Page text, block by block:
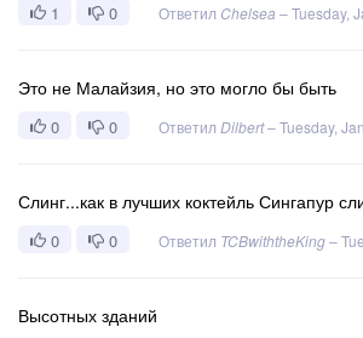
1 0 Ответил Chelsea –Tuesday,
Это не Малайзия, но это могло бы быть
0 0 Ответил Dilbert–Tuesday,
Слинг...как в лучших коктейль Сингапур
0 0 Ответил TCBwiththeKing–
Высотных зданий